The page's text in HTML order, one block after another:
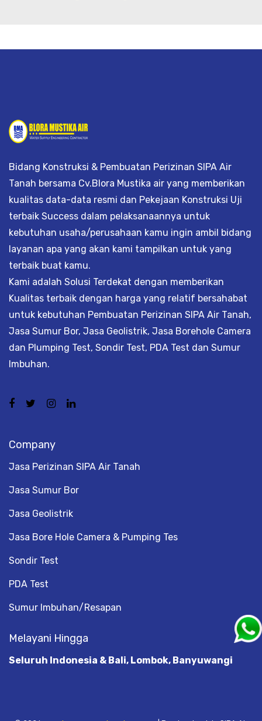
Bidang Konstruksi & Pembuatan Perizinan SIPA Air
Tanah bersama Cv.Blora Mustika air yang memberikan
kualitas data-data resmi dan Pekejaan Konstruksi Uji
terbaik Success dalam pelaksanaannya untuk
kebutuhan usaha/perusahaan kamu ingin ambil bidang
layanan apa yang akan kami tampilkan untuk yang
terbaik buat kamu.
Kami adalah Solusi Terdekat dengan memberikan
Kualitas terbaik dengan harga yang relatif bersahabat
untuk kebutuhan Pembuatan Perizinan SIPA Air Tanah,
Jasa Sumur Bor, Jasa Geolistrik, Jasa Borehole Camera
dan Plumping Test, Sondir Test, PDA Test dan Sumur
Imbuhan.
Company
Jasa Perizinan SIPA Air Tanah
Jasa Sumur Bor
Jasa Geolistrik
Jasa Bore Hole Camera & Pumping Tes
Sondir Test
PDA Test
Sumur Imbuhan/Resapan
Melayani Hingga
Seluruh Indonesia & Bali, Lombok, Banyuwangi